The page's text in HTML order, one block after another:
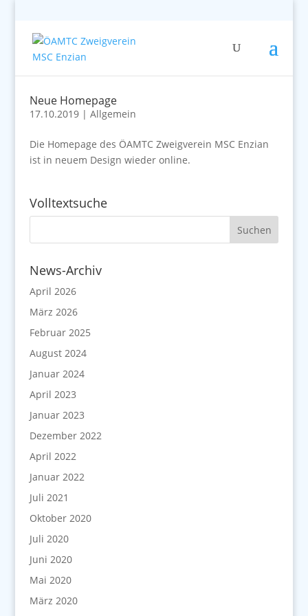
Neue Homepage
17.10.2019| Allgemein
Die Homepage des ÖAMTC Zweigverein MSC Enzian
ist in neuem Design wieder online.
Volltextsuche
News-Archiv
April 2026
März 2026
Februar 2025
August 2024
Januar 2024
April 2023
Januar 2023
Dezember 2022
April 2022
Januar 2022
Juli 2021
Oktober 2020
Juli 2020
Juni 2020
Mai 2020
März 2020